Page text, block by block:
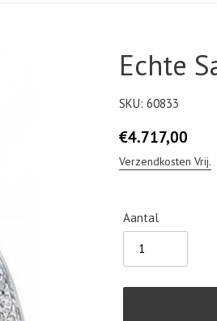
Echte
SKU: 60833
Normale
prijs
€4.717,00
Verzendkosten Vrij.
Aantal